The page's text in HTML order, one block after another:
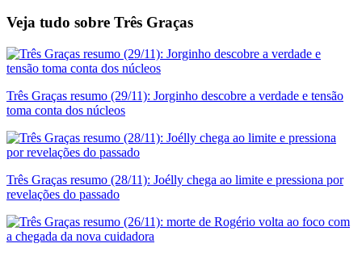
Veja tudo sobre Três Graças
Três Graças resumo (29/11): Jorginho descobre a verdade e tensão
toma conta dos núcleos
Três Graças resumo (28/11): Joélly chega ao limite e pressiona por
revelações do passado